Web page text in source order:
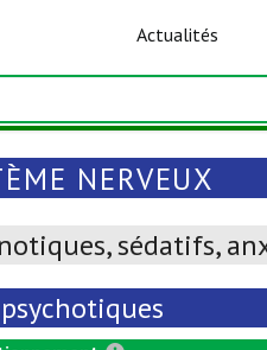
Actualités
NERVEUX
sédatifs,